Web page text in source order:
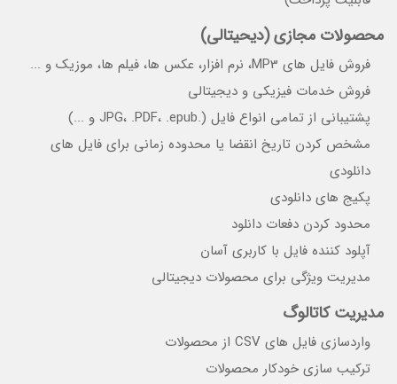
محصولات مجازی (دیحیتالی)
فروش فایل های MP3، نرم افزار، عکس ها، فیلم ها، موزیک و ...
فروش خدمات فیزیکی و دیجیتالی
پشتیبانی از تمامی انواع فایل (.JPG، .PDF، .epub و ...)
مشخص کردن تاریخ انقضا یا محدوده زمانی برای فایل های
دانلودی
پکیج های دانلودی
محدود کردن دفعات دانلود
آپلود کننده فایل با کاربری آسان
مدیریت ویژگی برای محصولات دیجیتالی
مدیریت کاتالوگ
واردسازی فایل های CSV از محصولات
ترکیب سازی خودکار محصولات